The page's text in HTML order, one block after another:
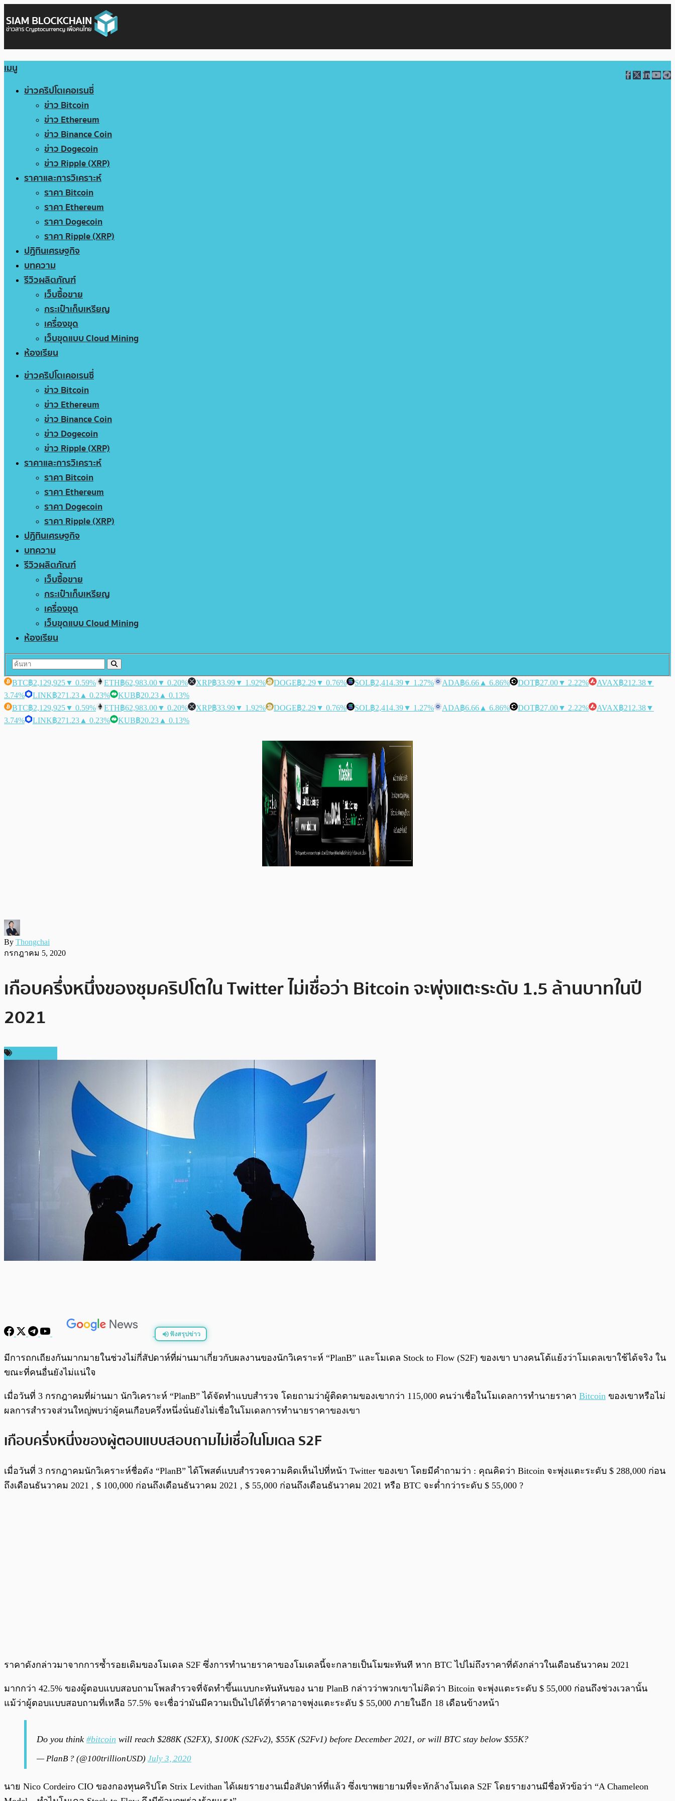
เมนู
ข่าวคริปโตเคอเรนซี่
ข่าว Bitcoin
ข่าว Ethereum
ข่าว Binance Coin
ข่าว Dogecoin
ข่าว Ripple (XRP)
ราคาและการวิเคราะห์
ราคา Bitcoin
ราคา Ethereum
ราคา Dogecoin
ราคา Ripple (XRP)
ปฏิทินเศรษฐกิจ
บทความ
รีวิวผลิตภัณฑ์
เว็บซื้อขาย
กระเป๋าเก็บเหรียญ
เครื่องขุด
เว็บขุดแบบ Cloud Mining
ห้องเรียน
ข่าวคริปโตเคอเรนซี่
ข่าว Bitcoin
ข่าว Ethereum
ข่าว Binance Coin
ข่าว Dogecoin
ข่าว Ripple (XRP)
ราคาและการวิเคราะห์
ราคา Bitcoin
ราคา Ethereum
ราคา Dogecoin
ราคา Ripple (XRP)
ปฏิทินเศรษฐกิจ
บทความ
รีวิวผลิตภัณฑ์
เว็บซื้อขาย
กระเป๋าเก็บเหรียญ
เครื่องขุด
เว็บขุดแบบ Cloud Mining
ห้องเรียน
BTC฿2,129,925▼ 0.59% ETH฿62,983.00▼ 0.20% XRP฿33.99▼ 1.92% DOGE฿2.29▼ 0.76% SOL฿2,414.39▼ 1.27% ADA฿6.66 ▲ 6.86% DOT฿27.00▼ 2.22% AVAX฿212.38▼
3.74%
LINK฿271.23 ▲ 0.23% KUB฿20.23 ▲ 0.13%
BTC฿2,129,925▼ 0.59% ETH฿62,983.00▼ 0.20% XRP฿33.99▼ 1.92% DOGE฿2.29▼ 0.76% SOL฿2,414.39▼ 1.27% ADA฿6.66 ▲ 6.86% DOT฿27.00▼ 2.22% AVAX฿212.38▼
3.74%
LINK฿271.23 ▲ 0.23% KUB฿20.23 ▲ 0.13%
By Thongchai
กรกฎาคม 5, 2020
เกือบครึ่งหนึ่งของชุมคริปโตใน Twitter ไม่เชื่อว่า Bitcoin จะพุ่งแตะระดับ 1.5 ล้านบาทในปี
2021
ฟังสรุปข่าว
พร้อมเล่น /0:00
มีการถกเถียงกันมากมายในช่วงไม่กี่สัปดาห์ที่ผ่านมาเกี่ยวกับผลงานของนักวิเคราะห์ “PlanB” และโมเดล Stock to Flow (S2F) ของเขา บางคนโต้แย้งว่าโมเดลเขาใช้ได้จริง ใน
ขณะที่คนอื่นยังไม่แน่ใจ
เมื่อวันที่ 3 กรกฎาคมที่ผ่านมา นักวิเคราะห์ “PlanB” ได้จัดทำแบบสำรวจ โดยถามว่าผู้ติดตามของเขากว่า 115,000 คนว่าเชื่อในโมเดลการทำนายราคา Bitcoin ของเขาหรือไม่
ผลการสำรวจส่วนใหญ่พบว่าผู้คนเกือบครึ่งหนึ่งนั่นยังไม่เชื่อในโมเดลการทำนายราคาของเขา
เกือบครึ่งหนึ่งของผู้ตอบแบบสอบถามไม่เชื่อในโมเดล S2F
เมื่อวันที่ 3 กรกฎาคมนักวิเคราะห์ชื่อดัง “PlanB” ได้โพสต์แบบสำรวจความคิดเห็นไปที่หน้า Twitter ของเขา โดยมีคำถามว่า : คุณคิดว่า Bitcoin จะพุ่งแตะระดับ $ 288,000 ก่อน
ถึงเดือนธันวาคม 2021 , $ 100,000 ก่อนถึงเดือนธันวาคม 2021 , $ 55,000 ก่อนถึงเดือนธันวาคม 2021 หรือ BTC จะต่ำกว่าระดับ $ 55,000 ?
ราคาดังกล่าวมาจากการซ้ำรอยเดิมของโมเดล S2F ซึ่งการทำนายราคาของโมเดลนี้จะกลายเป็นโมฆะทันที หาก BTC ไปไม่ถึงราคาที่ดังกล่าวในเดือนธันวาคม 2021
มากกว่า 42.5% ของผู้ตอบแบบสอบถามโพลสำรวจที่จัดทำขึ้นแบบกะทันหันของ นาย PlanB กล่าวว่าพวกเขาไม่คิดว่า Bitcoin จะพุ่งแตะระดับ $ 55,000 ก่อนถึงช่วงเวลานั้น
แม้ว่าผู้ตอบแบบสอบถามที่เหลือ 57.5% จะเชื่อว่ามันมีความเป็นไปได้ที่ราคาอาจพุ่งแตะระดับ $ 55,000 ภายในอีก 18 เดือนข้างหน้า
Do you think #bitcoin will reach $288K (S2FX), $100K (S2Fv2), $55K (S2Fv1) before December 2021, or will BTC stay below $55K?
— PlanB ? (@100trillionUSD) July 3, 2020
นาย Nico Cordeiro CIO ของกองทุนคริปโต Strix Levithan ได้เผยรายงานเมื่อสัปดาห์ที่แล้ว ซึ่งเขาพยายามที่จะหักล้างโมเดล S2F โดยรายงานมีชื่อหัวข้อว่า “A Chameleon